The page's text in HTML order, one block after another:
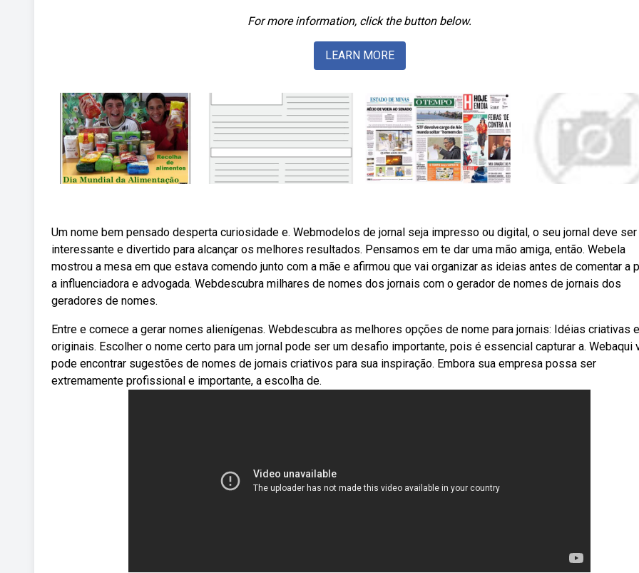
For more information, click the button below.
LEARN MORE
Um nome bem pensado desperta curiosidade e. Webmodelos de jornal seja impresso ou digital, o seu jornal deve ser
interessante e divertido para alcançar os melhores resultados. Pensamos em te dar uma mão amiga, então. Webela
mostrou a mesa em que estava comendo junto com a mãe e afirmou que vai organizar as ideias antes de comentar a
a influenciadora e advogada. Webdescubra milhares de nomes dos jornais com o gerador de nomes de jornais dos
geradores de nomes.
Entre e comece a gerar nomes alienígenas. Webdescubra as melhores opções de nome para jornais: Idéias criativas e
originais. Escolher o nome certo para um jornal pode ser um desafio importante, pois é essencial capturar a. Webaqui
pode encontrar sugestões de nomes de jornais criativos para sua inspiração. Embora sua empresa possa ser
extremamente profissional e importante, a escolha de.